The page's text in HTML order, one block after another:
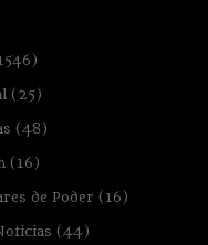
(25)
(48)
(16)
de Poder (16)
(44)